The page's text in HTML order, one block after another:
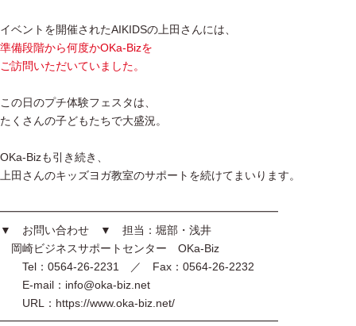
イベントを開催されたAIKIDSの上田さんには、
準備段階から何度かOKa-Bizを
ご訪問いただいていました。
この日のプチ体験フェスタは、
たくさんの子どもたちで大盛況。
OKa-Bizも引き続き、
上田さんのキッズヨガ教室のサポートを続けてまいります。
━━━━━━━━━━━━━━━━━━━━━━━━━
▼ お問い合わせ ▼ 担当：堀部・浅井
岡崎ビジネスサポートセンター OKa-Biz
Tel：0564-26-2231 ／ Fax：0564-26-2232
E-mail：info@oka-biz.net
URL：https://www.oka-biz.net/
━━━━━━━━━━━━━━━━━━━━━━━━━